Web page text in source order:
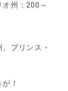
州：200～
プリンス・
！